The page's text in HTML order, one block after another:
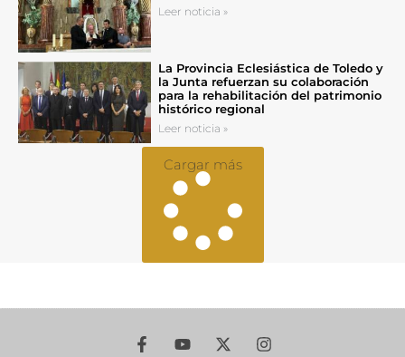
Leer noticia »
La Provincia Eclesiástica de Toledo y
la Junta refuerzan su colaboración
para la rehabilitación del patrimonio
histórico regional
Leer noticia »
Cargar más